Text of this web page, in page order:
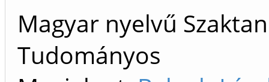
Magyar nyelvű
Tudományos